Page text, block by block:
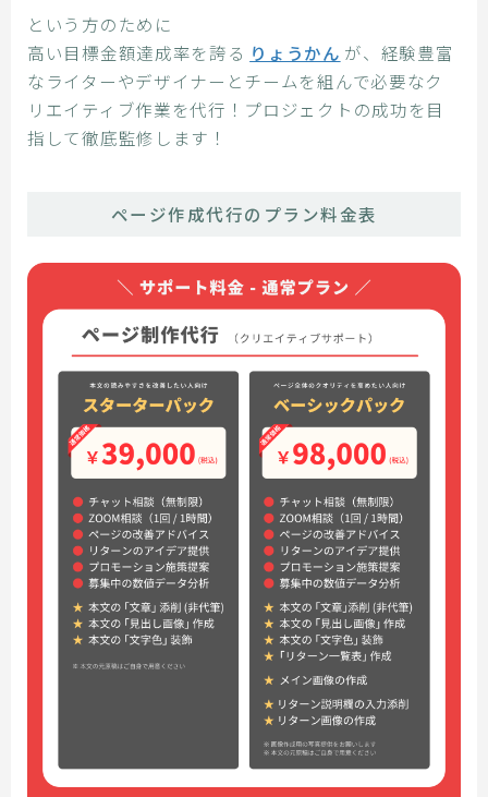
という方のために
高い目標金額達成率を誇る りょうかん が、経験豊富
なライターやデザイナーとチームを組んで必要なク
リエイティブ作業を代行！プロジェクトの成功を目
指して徹底監修します！
ページ作成代行のプラン料金表